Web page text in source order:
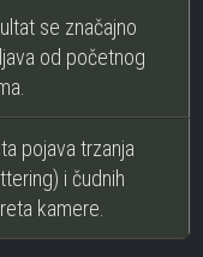
se značajno
od početnog
pojava trzanja
i čudnih
kamere.